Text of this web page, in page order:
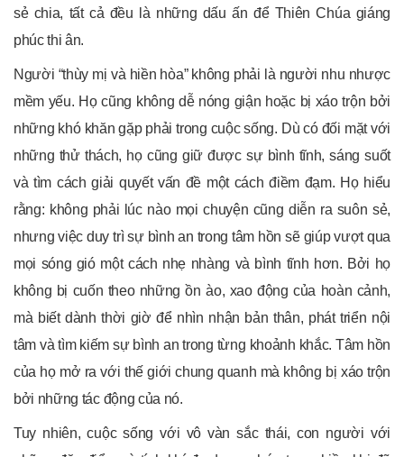
sẻ chia, tất cả đều là những dấu ấn để Thiên Chúa giáng
phúc thi ân.
Người “thùy mị và hiền hòa” không phải là người nhu nhược
mềm yếu. Họ cũng không dễ nóng giận hoặc bị xáo trộn bởi
những khó khăn gặp phải trong cuộc sống. Dù có đối mặt với
những thử thách, họ cũng giữ được sự bình tĩnh, sáng suốt
và tìm cách giải quyết vấn đề một cách điềm đạm. Họ hiểu
rằng: không phải lúc nào mọi chuyện cũng diễn ra suôn sẻ,
nhưng việc duy trì sự bình an trong tâm hồn sẽ giúp vượt qua
mọi sóng gió một cách nhẹ nhàng và bình tĩnh hơn. Bởi họ
không bị cuốn theo những ồn ào, xao động của hoàn cảnh,
mà biết dành thời giờ để nhìn nhận bản thân, phát triển nội
tâm và tìm kiếm sự bình an trong từng khoảnh khắc. Tâm hồn
của họ mở ra với thế giới chung quanh mà không bị xáo trộn
bởi những tác động của nó.
Tuy nhiên, cuộc sống với vô vàn sắc thái, con người với